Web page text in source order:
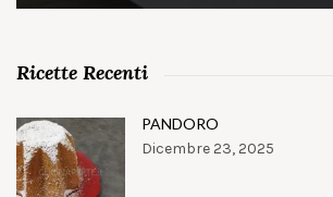
Ricette Recenti
PANDORO
Dicembre 23, 2025